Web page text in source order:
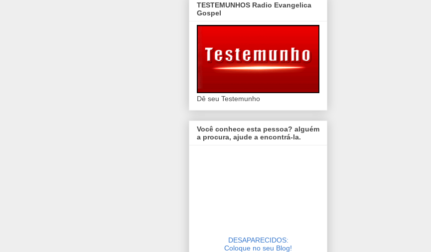
TESTEMUNHOS Radio Evangelica
Gospel
Dê seu Testemunho
Você conhece esta pessoa? alguém
a procura, ajude a encontrá-la.
DESAPARECIDOS:
Coloque no seu Blog!